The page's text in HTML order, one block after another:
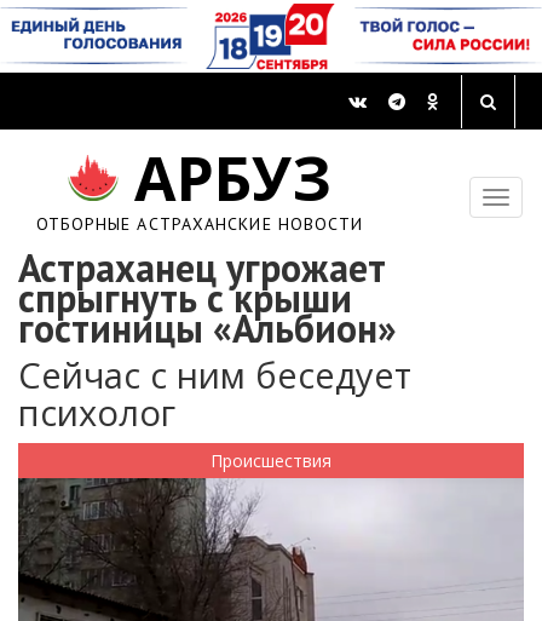
АРБУЗ
ОТБОРНЫЕ АСТРАХАНСКИЕ НОВОСТИ
Астраханец угрожает
спрыгнуть с крыши
гостиницы «Альбион»
Сейчас с ним беседует
психолог
Происшествия